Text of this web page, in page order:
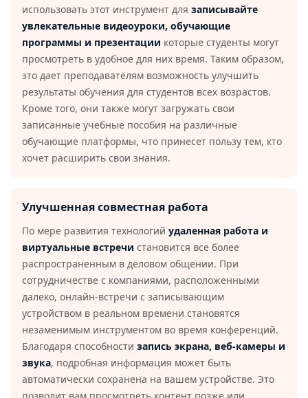
использовать этот инструмент для записывайте
увлекательные видеоуроки, обучающие
программы и презентации которые студенты могут
просмотреть в удобное для них время. Таким образом,
это дает преподавателям возможность улучшить
результаты обучения для студентов всех возрастов.
Кроме того, они также могут загружать свои
записанные учебные пособия на различные
обучающие платформы, что принесет пользу тем, кто
хочет расширить свои знания.
Улучшенная совместная работа
По мере развития технологий удаленная работа и
виртуальные встречи становится все более
распространенным в деловом общении. При
сотрудничестве с компаниями, расположенными
далеко, онлайн-встречи с записывающим
устройством в реальном времени становятся
незаменимым инструментом во время конференций.
Благодаря способности запись экрана, веб-камеры и
звука, подробная информация может быть
автоматически сохранена на вашем устройстве. Это